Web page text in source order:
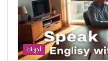
أدوات